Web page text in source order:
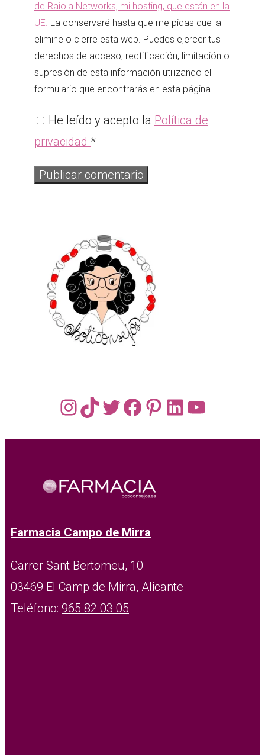
de Raiola Networks, mi hosting, que están en la
UE. La conservaré hasta que me pidas que la
elimine o cierre esta web. Puedes ejercer tus
derechos de acceso, rectificación, limitación o
supresión de esta información utilizando el
formulario que encontrarás en esta página.
He leído y acepto la Política de
privacidad *
Instagram
TikTok
Twitter
Facebook
Pinterest
LinkedIn
Farmacia Campo de Mirra
Carrer Sant Bertomeu, 10
03469 El Camp de Mirra, Alicante
Teléfono: 965 82 03 05